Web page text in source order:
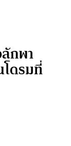
กพา
ดรมที่